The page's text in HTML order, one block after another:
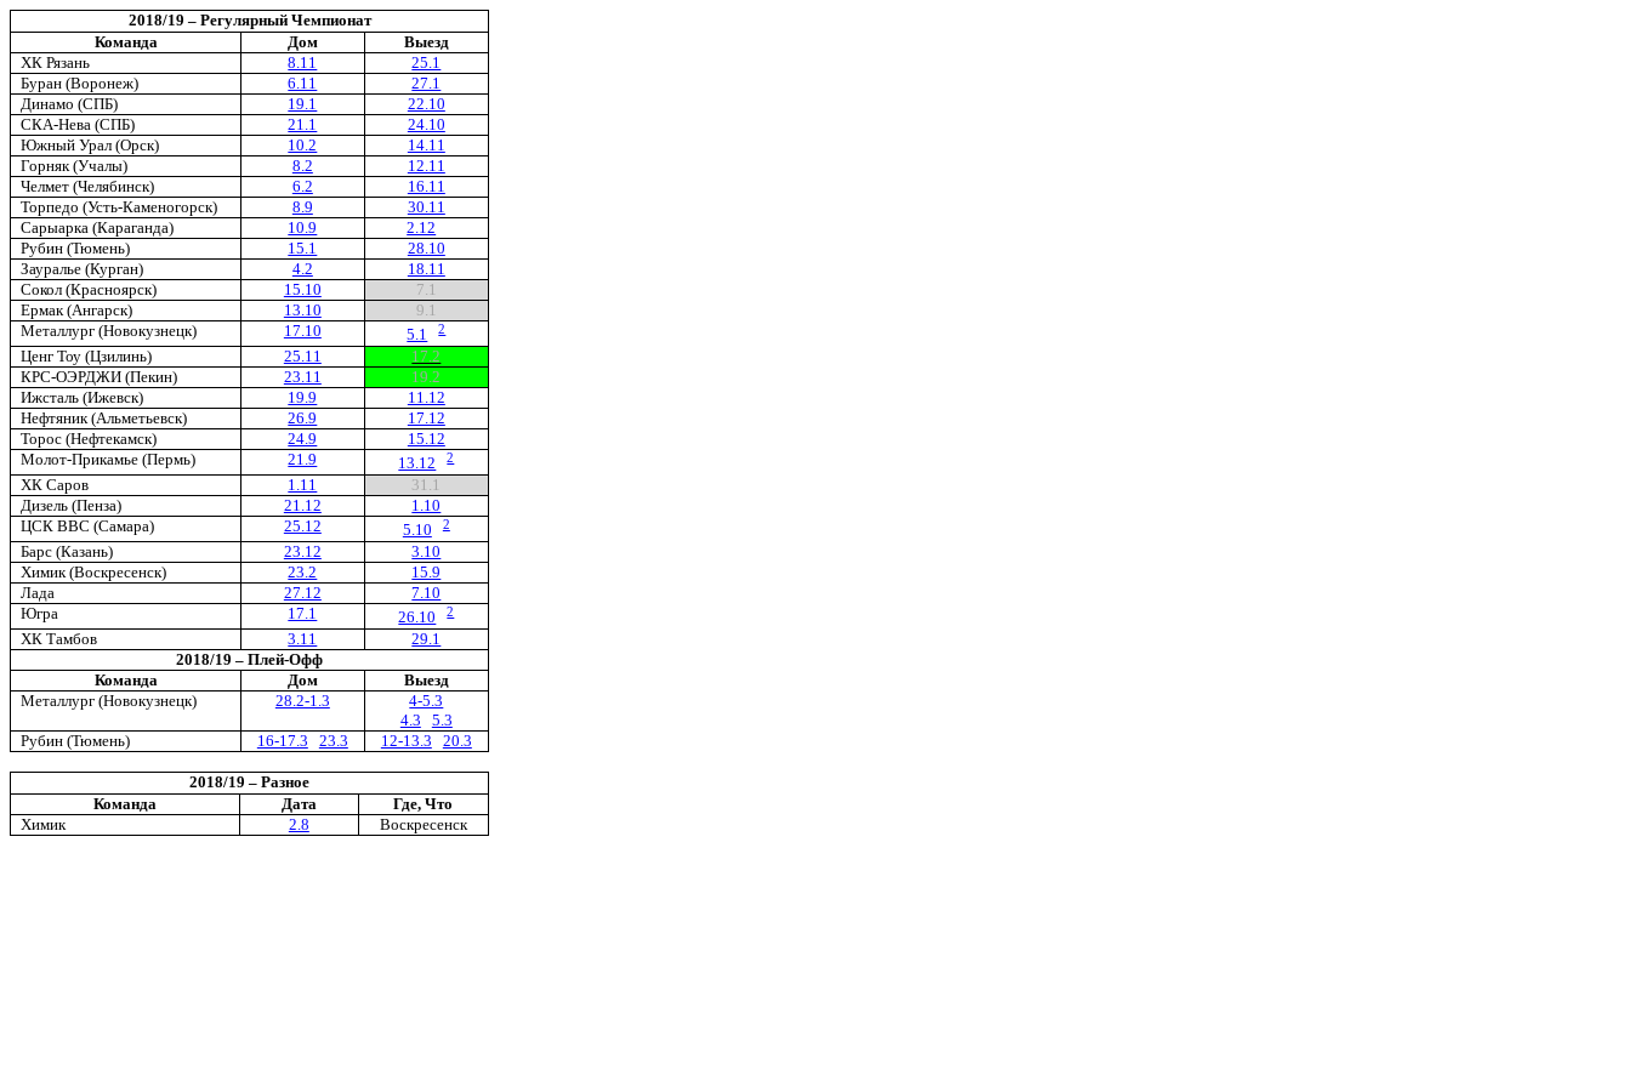
2018/19 – Регулярный Чемпионат
Команда
Дом
Выезд
ХК Рязань
8.11
25.1
Буран (Воронеж)
6.11
27.1
Динамо (СПБ)
19.1
22.10
СКА-Нева (СПБ)
21.1
24.10
Южный Урал (Орск)
10.2
14.11
Горняк (Учалы)
8.2
12.11
Челмет (Челябинск)
6.2
16.11
Торпедо (Усть-Каменогорск)
8.9
30.11
Сарыарка (Караганда)
10.9
2.12
Рубин (Тюмень)
15.1
28.10
Зауралье (Курган)
4.2
18.11
Сокол (Красноярск)
15.10
7.1
Ермак (Ангарск)
13.10
9.1
Металлург (Новокузнецк)
17.10 5.1 2
Ценг Тоу (Цзилинь) 25.11
17.2
КРС-ОЭРДЖИ (Пекин)
23.11
19.2
Ижсталь (Ижевск)
19.9
11.12
Нефтяник (Альметьевск)
26.9
17.12
Торос (Нефтекамск)
24.9
15.12
Молот-Прикамье (Пермь)
21.9 13.12 2
ХК Саров 1.11
31.1
Дизель (Пенза)
21.12
1.10
ЦСК ВВС (Самара)
25.12 5.10 2
Барс (Казань) 23.12
3.10
Химик (Воскресенск)
23.2
15.9
Лада
27.12
7.10
Югра
17.1 26.10 2
ХК Тамбов 3.11
29.1
2018/19 – Плей-Офф
Команда
Дом
Выезд
Металлург (Новокузнецк)
28.2-1.3
4-5.3
4.3
5.3
Рубин (Тюмень)
16-17.3 23.3 12-13.3 20.3
2018/19 – Разное
Команда
Дата
Где, Что
Химик
2.8 Воскресенск